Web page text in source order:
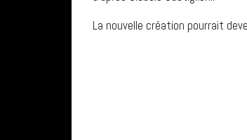
La nouvelle création pourrait